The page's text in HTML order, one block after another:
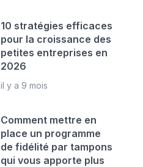
10 stratégies efficaces
pour la croissance des
petites entreprises en
2026
il y a 9 mois
Comment mettre en
place un programme
de fidélité par tampons
qui vous apporte plus